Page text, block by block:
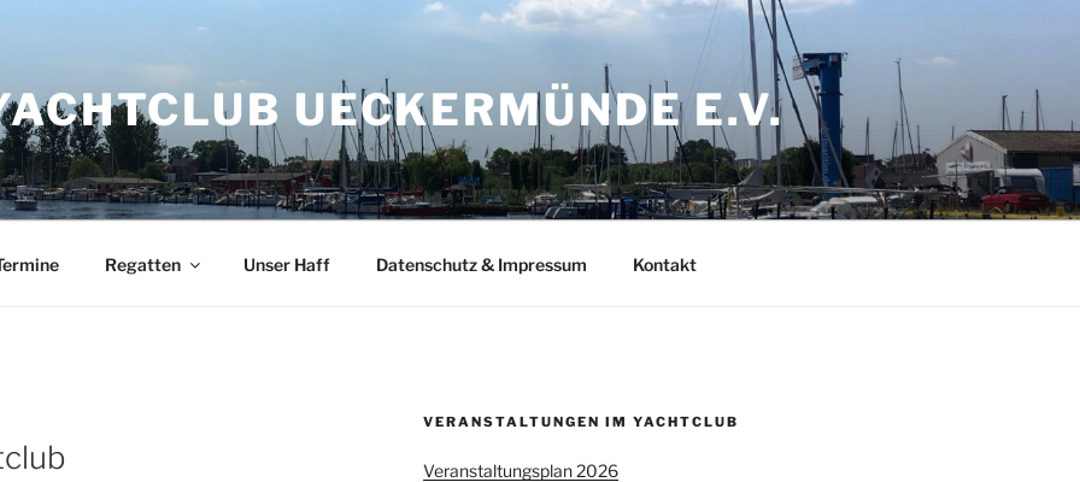
UECKERMÜNDE E.V.
Regatten Unser Haff Datenschutz & Impressum Kontakt
VERANSTALTUNGEN IM YACHTCLUB
Veranstaltungsplan 2026